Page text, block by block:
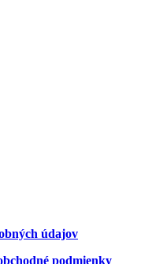
údajov
podmienky